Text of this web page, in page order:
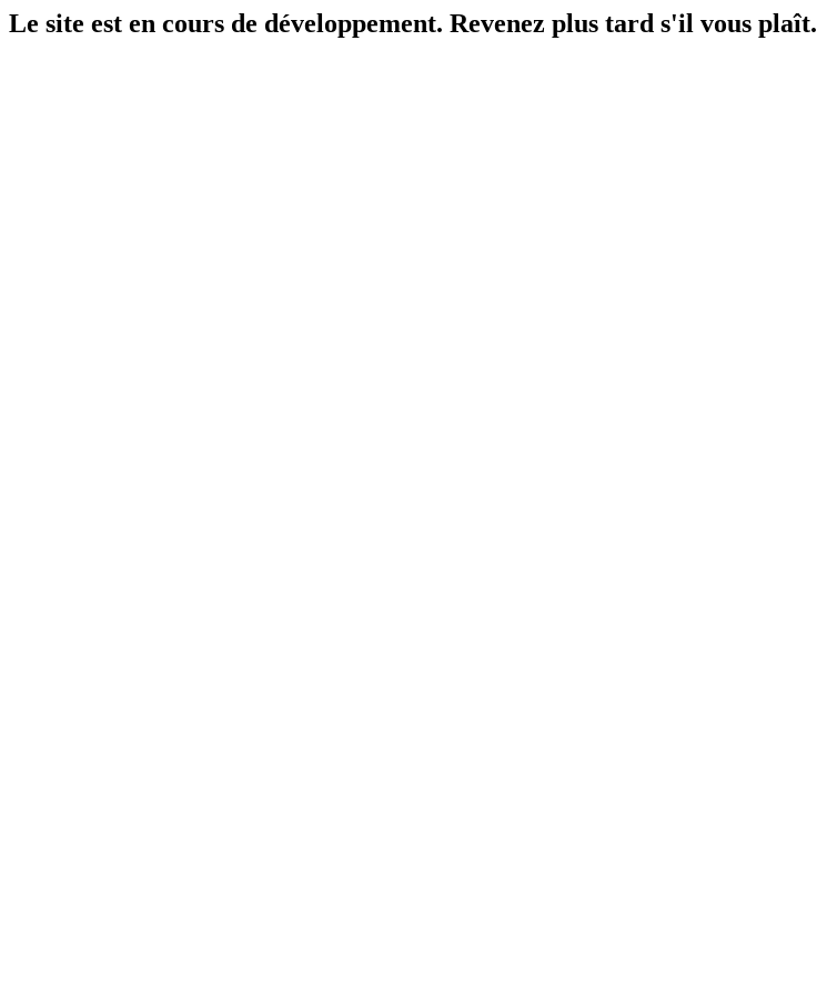
Le site est en cours de développement. Revenez plus tard s'il vous plaît.